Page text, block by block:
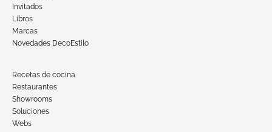
Invitados
Libros
Marcas
Novedades DecoEstilo
Recetas de cocina
Restaurantes
Showrooms
Soluciones
Webs